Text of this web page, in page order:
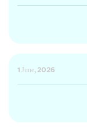
1 June, 2026